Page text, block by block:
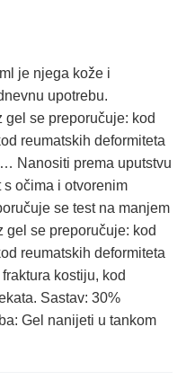
je njega kože i
upotrebu.
gel se preporučuje: kod
reumatskih deformiteta
Nanositi prema uputstvu
očima i otvorenim
se test na manjem
se preporučuje: kod
reumatskih deformiteta
kostiju, kod
Sastav: 30%
Gel nanijeti u tankom